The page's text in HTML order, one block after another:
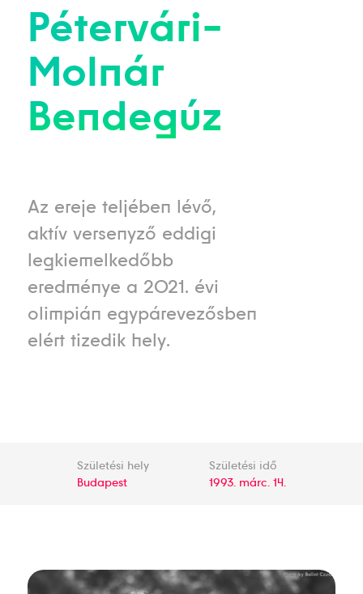
Pétervári-
Molnár
Bendegúz
Az ereje teljében lévő,
aktív versenyző eddigi
legkiemelkedőbb
eredménye a 2021. évi
olimpián egypárevezősben
elért tizedik hely.
Születési hely
Budapest
Születési idő
1993. márc. 14.